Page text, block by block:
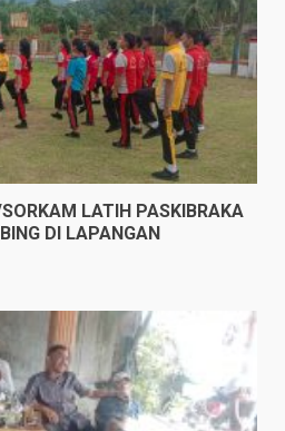
LATIH PASKIBRAKA
DI LAPANGAN